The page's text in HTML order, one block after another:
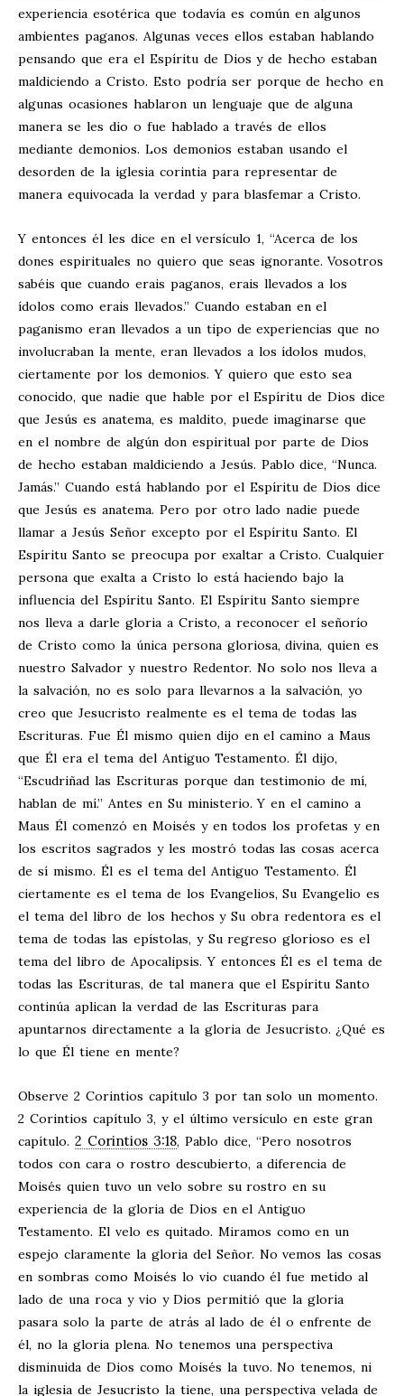
experiencia esotérica que todavía es común en algunos
ambientes paganos. Algunas veces ellos estaban hablando
pensando que era el Espíritu de Dios y de hecho estaban
maldiciendo a Cristo. Esto podría ser porque de hecho en
algunas ocasiones hablaron un lenguaje que de alguna
manera se les dio o fue hablado a través de ellos
mediante demonios. Los demonios estaban usando el
desorden de la iglesia corintia para representar de
manera equivocada la verdad y para blasfemar a Cristo.
Y entonces él les dice en el versículo 1, “Acerca de los
dones espirituales no quiero que seas ignorante. Vosotros
sabéis que cuando erais paganos, erais llevados a los
ídolos como erais llevados.” Cuando estaban en el
paganismo eran llevados a un tipo de experiencias que no
involucraban la mente, eran llevados a los ídolos mudos,
ciertamente por los demonios. Y quiero que esto sea
conocido, que nadie que hable por el Espíritu de Dios dice
que Jesús es anatema, es maldito, puede imaginarse que
en el nombre de algún don espiritual por parte de Dios
de hecho estaban maldiciendo a Jesús. Pablo dice, “Nunca.
Jamás.” Cuando está hablando por el Espíritu de Dios dice
que Jesús es anatema. Pero por otro lado nadie puede
llamar a Jesús Señor excepto por el Espíritu Santo. El
Espíritu Santo se preocupa por exaltar a Cristo. Cualquier
persona que exalta a Cristo lo está haciendo bajo la
influencia del Espíritu Santo. El Espíritu Santo siempre
nos lleva a darle gloria a Cristo, a reconocer el señorío
de Cristo como la única persona gloriosa, divina, quien es
nuestro Salvador y nuestro Redentor. No solo nos lleva a
la salvación, no es solo para llevarnos a la salvación, yo
creo que Jesucristo realmente es el tema de todas las
Escrituras. Fue Él mismo quien dijo en el camino a Maus
que Él era el tema del Antiguo Testamento. Él dijo,
“Escudriñad las Escrituras porque dan testimonio de mí,
hablan de mí.” Antes en Su ministerio. Y en el camino a
Maus Él comenzó en Moisés y en todos los profetas y en
los escritos sagrados y les mostró todas las cosas acerca
de sí mismo. Él es el tema del Antiguo Testamento. Él
ciertamente es el tema de los Evangelios, Su Evangelio es
el tema del libro de los hechos y Su obra redentora es el
tema de todas las epístolas, y Su regreso glorioso es el
tema del libro de Apocalipsis. Y entonces Él es el tema de
todas las Escrituras, de tal manera que el Espíritu Santo
continúa aplican la verdad de las Escrituras para
apuntarnos directamente a la gloria de Jesucristo. ¿Qué es
lo que Él tiene en mente?
Observe 2 Corintios capítulo 3 por tan solo un momento.
2 Corintios capítulo 3, y el último versículo en este gran
capítulo. 2 Corintios 3:18, Pablo dice, “Pero nosotros
todos con cara o rostro descubierto, a diferencia de
Moisés quien tuvo un velo sobre su rostro en su
experiencia de la gloria de Dios en el Antiguo
Testamento. El velo es quitado. Miramos como en un
espejo claramente la gloria del Señor. No vemos las cosas
en sombras como Moisés lo vio cuando él fue metido al
lado de una roca y vio y Dios permitió que la gloria
pasara solo la parte de atrás al lado de él o enfrente de
él, no la gloria plena. No tenemos una perspectiva
disminuida de Dios como Moisés la tuvo. No tenemos, ni
la iglesia de Jesucristo la tiene, una perspectiva velada de